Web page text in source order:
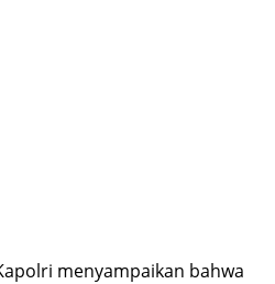
menyampaikan bahwa